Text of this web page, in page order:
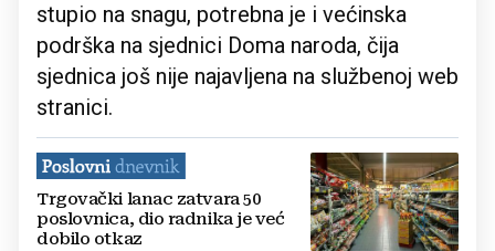
stupio na snagu, potrebna je i većinska
podrška na sjednici Doma naroda, čija
sjednica još nije najavljena na službenoj web
stranici.
Trgovački lanac zatvara 50
poslovnica, dio radnika je već
dobilo otkaz